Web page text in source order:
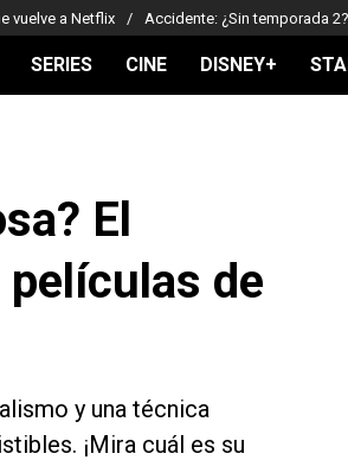
vuelve a Netflix Accidente: ¿Sin temporada 2?
SERIES CINE DISNEY+
El
de
y una técnica
¡Mira cuál es su